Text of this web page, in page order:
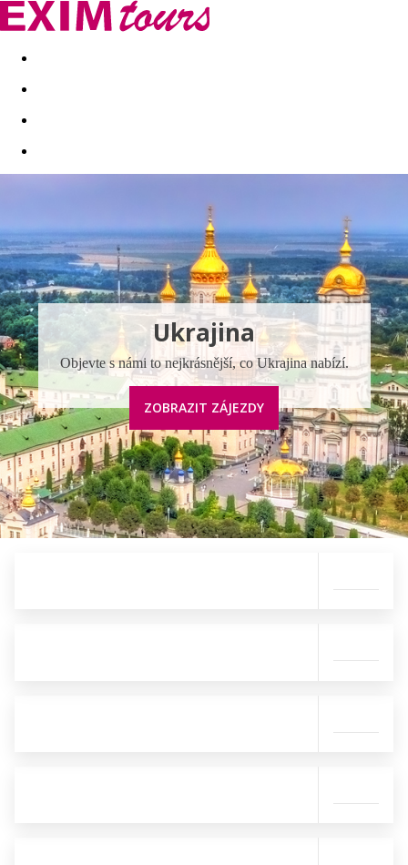
Akční nabídky Last minute
Ukrajina
Objevte s námi to nejkrásnější, co Ukrajina nabízí.
ZOBRAZIT ZÁJEZDY